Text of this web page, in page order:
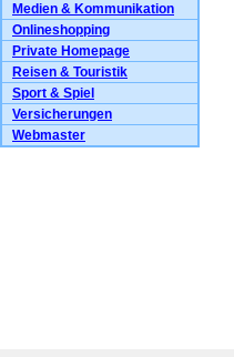
Medien & Kommunikation
Onlineshopping
Private Homepage
Reisen & Touristik
Sport & Spiel
Versicherungen
Webmaster